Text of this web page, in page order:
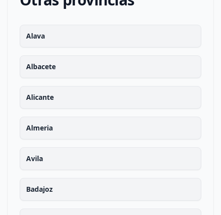
Alava
Albacete
Alicante
Almeria
Avila
Badajoz